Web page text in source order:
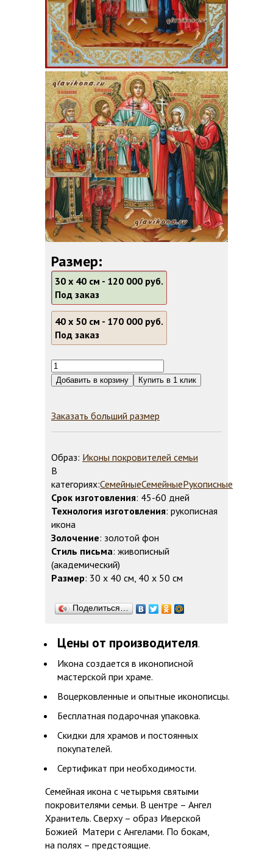
Артикул: 4007
Размер:
30 х 40 см - 120 000 руб.
Под заказ
40 х 50 см - 170 000 руб.
Под заказ
Заказать больший размер
Образ: Иконы покровителей семьи
В
категориях:СемейныеСемейныеРукописные
Срок изготовления: 45-60 дней
Технология изготовления: рукописная
икона
Золочение: золотой фон
Стиль письма: живописный
(академический)
Размер: 30 х 40 см, 40 х 50 см
Поделиться…
Цены от производителя.
Икона создается в иконописной
мастерской при храме.
Воцерковленные и опытные иконописцы.
Бесплатная подарочная упаковка.
Скидки для храмов и постоянных
покупателей.
Сертификат при необходимости.
Семейная икона с четырьмя святыми
покровителями семьи. В центре – Ангел
Хранитель. Сверху – образ Иверской
Божией Матери с Ангелами. По бокам,
на полях – предстоящие.